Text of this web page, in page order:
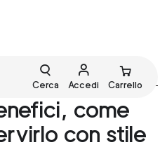
Cerca Accedi Carrello
come
con stile